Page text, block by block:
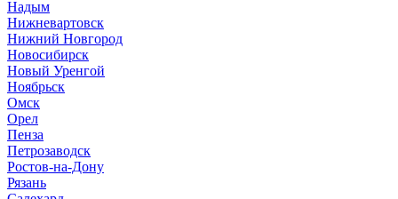
Надым
Нижневартовск
Нижний Новгород
Новосибирск
Новый Уренгой
Ноябрьск
Омск
Орел
Пенза
Петрозаводск
Ростов-на-Дону
Рязань